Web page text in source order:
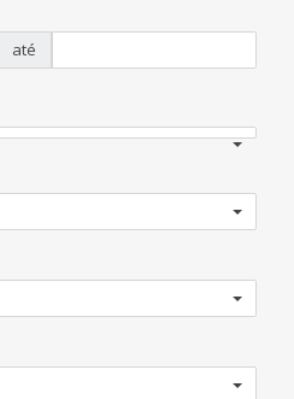
até